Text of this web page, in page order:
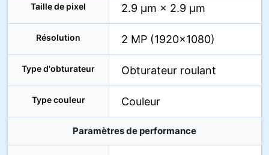
Taille de pixel 2.9 µm × 2.9 µm
Résolution 2 MP (1920×1080)
Type d'obturateur Obturateur roulant
Type couleur Couleur
Paramètres de performance